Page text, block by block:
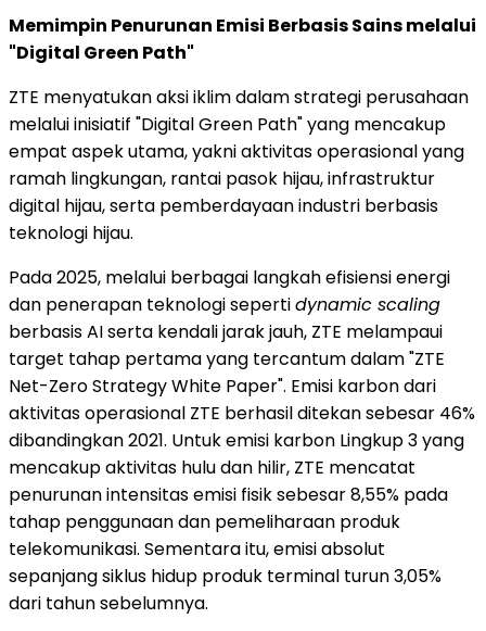
Memimpin Penurunan Emisi Berbasis Sains melalui
"Digital Green Path"
ZTE menyatukan aksi iklim dalam strategi perusahaan
melalui inisiatif "Digital Green Path" yang mencakup
empat aspek utama, yakni aktivitas operasional yang
ramah lingkungan, rantai pasok hijau, infrastruktur
digital hijau, serta pemberdayaan industri berbasis
teknologi hijau.
Pada 2025, melalui berbagai langkah efisiensi energi
dan penerapan teknologi sepertidynamic scaling
berbasis AI serta kendali jarak jauh, ZTE melampaui
target tahap pertama yang tercantum dalam "ZTE
Net-Zero Strategy White Paper". Emisi karbon dari
aktivitas operasional ZTE berhasil ditekan sebesar 46%
dibandingkan 2021. Untuk emisi karbon Lingkup 3 yang
mencakup aktivitas hulu dan hilir, ZTE mencatat
penurunan intensitas emisi fisik sebesar 8,55% pada
tahap penggunaan dan pemeliharaan produk
telekomunikasi. Sementara itu, emisi absolut
sepanjang siklus hidup produk terminal turun 3,05%
dari tahun sebelumnya.